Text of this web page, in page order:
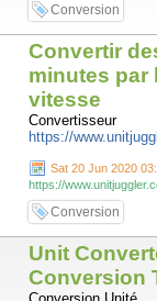
Conversion
Convertir
minutes par
vitesse
Convertisseur
https://
Sat 20 Jun 2020
https://
Conversion
Unit
Conversion